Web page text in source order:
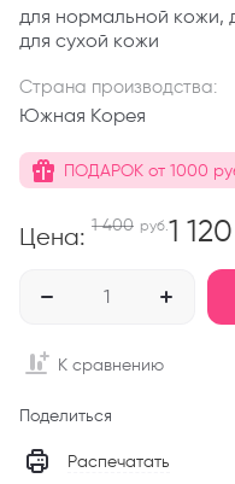
для нормальной кожи,
для сухой кожи
Страна производства:
Южная Корея
ПОДАРОК от 1000
Цена: 1 400 руб.1 120
К сравнению
Поделиться
Распечатать